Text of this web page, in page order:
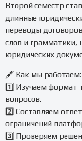
Второй семестр
длинные
переводы
слов и грамматики,
юридических
🖋️ Как мы работаем:
1️⃣ Изучаем формат
вопросов.
2️⃣ Составляем
ограничений
3️⃣ Проверяем